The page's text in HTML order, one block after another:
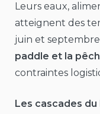
Leurs eaux,
atteignent des
juin et
paddle et la
contraintes
Les cascades du